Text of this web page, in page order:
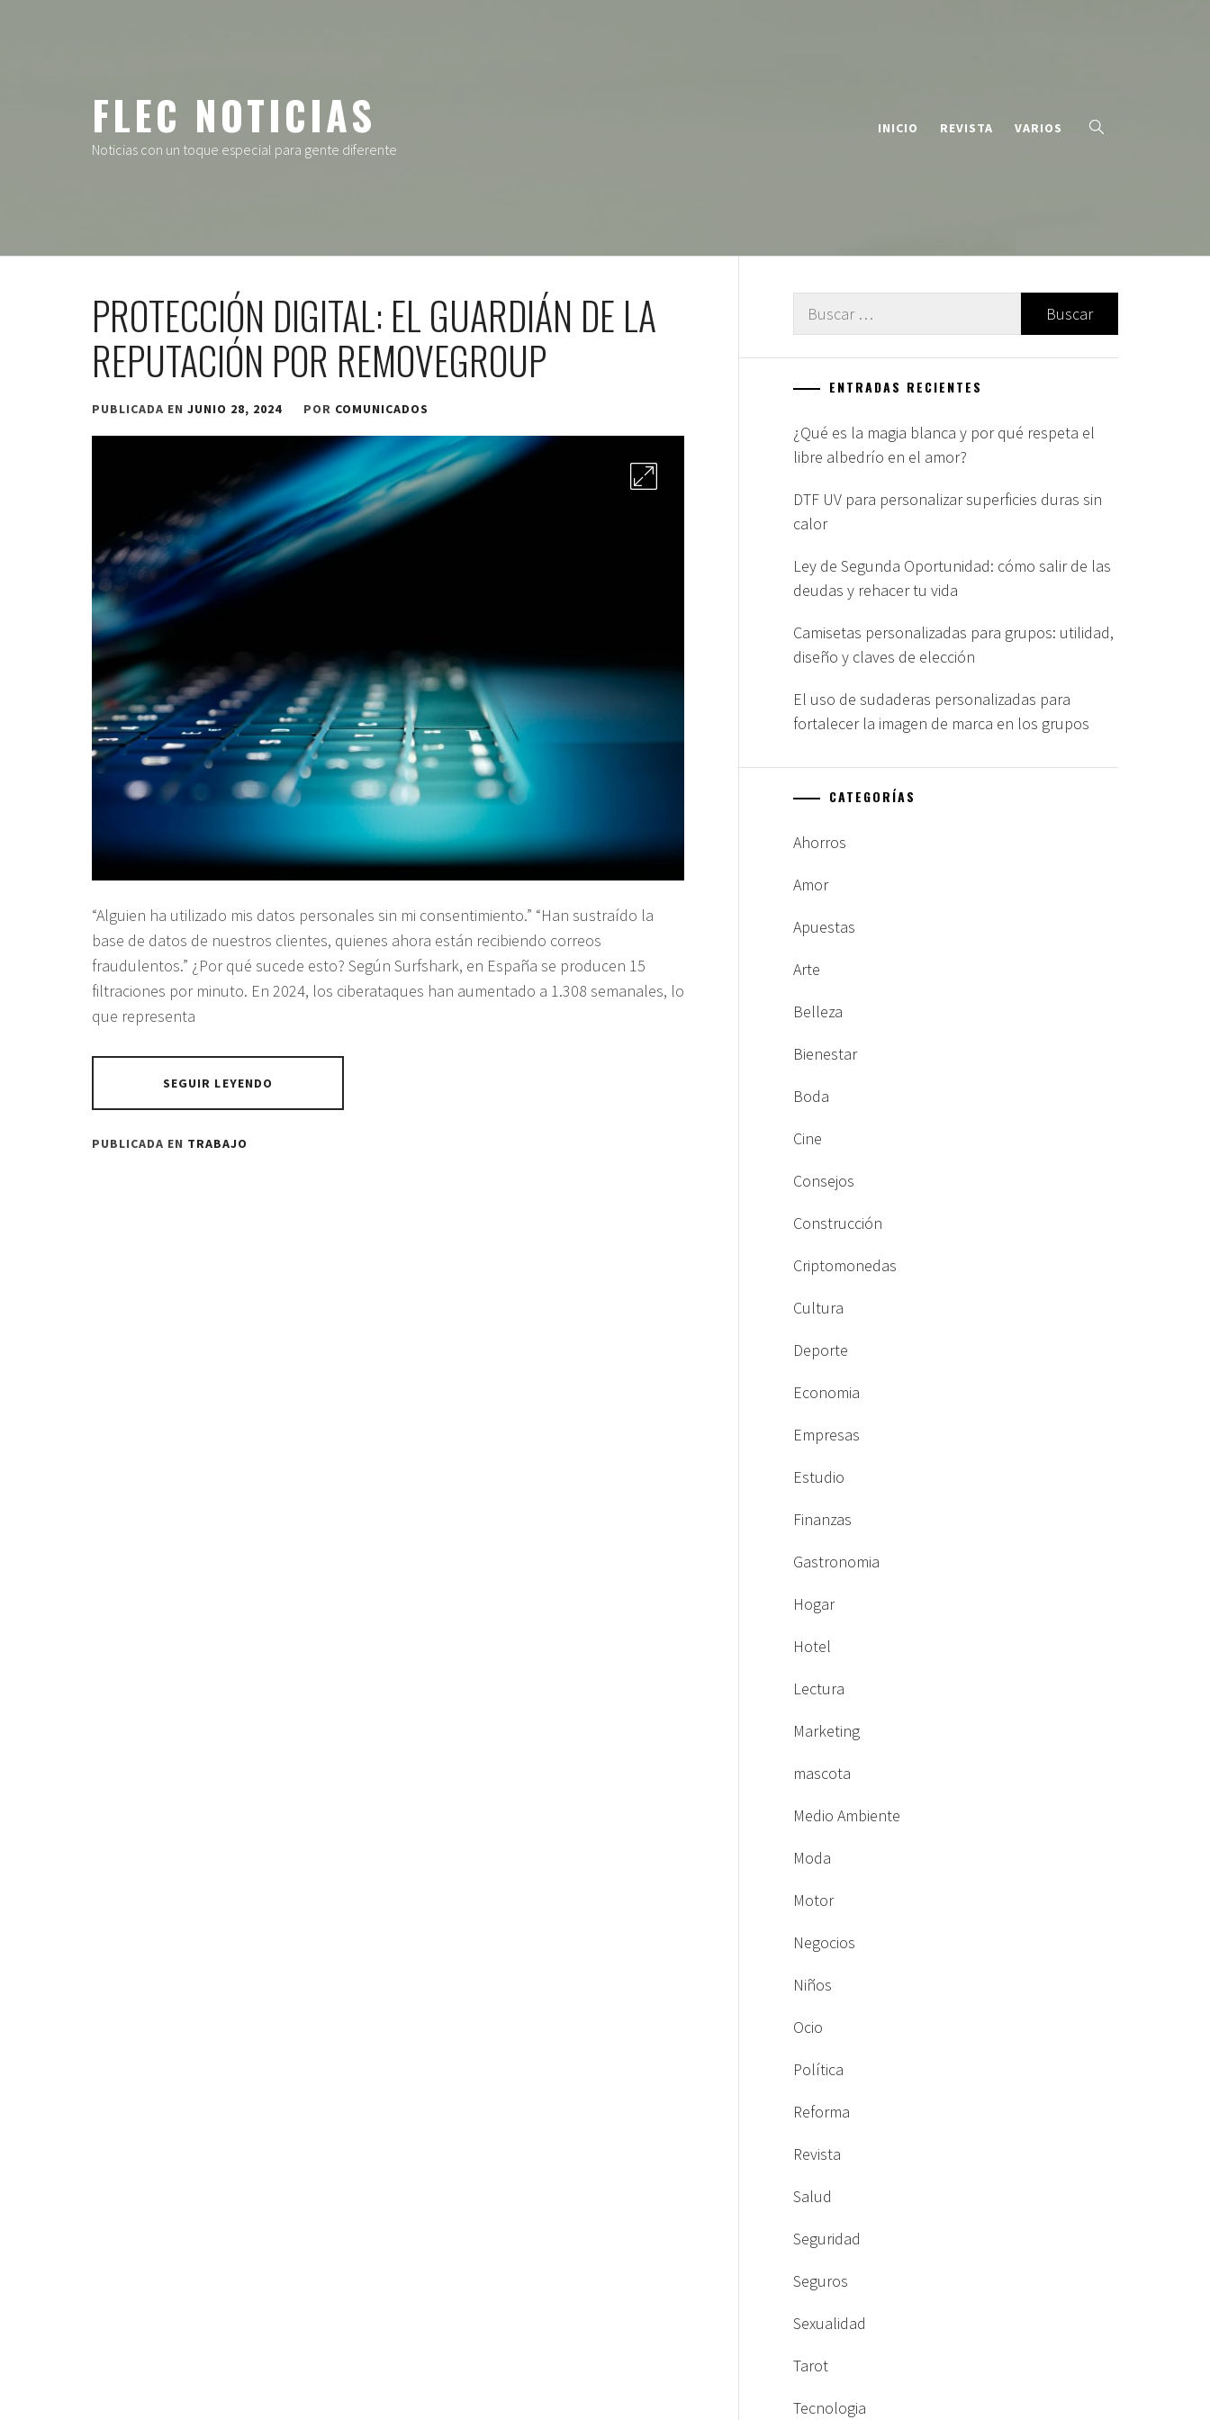
FLEC NOTICIAS
Noticias con un toque especial para gente diferente
INICIO REVISTA VARIOS
PROTECCIÓN DIGITAL: EL GUARDIÁN DE LA
REPUTACIÓN POR REMOVEGROUP
PUBLICADA EN JUNIO 28, 2024 POR COMUNICADOS
“Alguien ha utilizado mis datos personales sin mi consentimiento.” “Han sustraído la
base de datos de nuestros clientes, quienes ahora están recibiendo correos
fraudulentos.” ¿Por qué sucede esto? Según Surfshark, en España se producen 15
filtraciones por minuto. En 2024, los ciberataques han aumentado a 1.308 semanales, lo
que representa
SEGUIR LEYENDO
PUBLICADA EN TRABAJO
Buscar:
ENTRADAS RECIENTES
¿Qué es la magia blanca y por qué respeta el
libre albedrío en el amor?
DTF UV para personalizar superficies duras sin
calor
Ley de Segunda Oportunidad: cómo salir de las
deudas y rehacer tu vida
Camisetas personalizadas para grupos: utilidad,
diseño y claves de elección
El uso de sudaderas personalizadas para
fortalecer la imagen de marca en los grupos
CATEGORÍAS
Ahorros
Amor
Apuestas
Arte
Belleza
Bienestar
Boda
Cine
Consejos
Construcción
Criptomonedas
Cultura
Deporte
Economia
Empresas
Estudio
Finanzas
Gastronomia
Hogar
Hotel
Lectura
Marketing
mascota
Medio Ambiente
Moda
Motor
Negocios
Niños
Ocio
Política
Reforma
Revista
Salud
Seguridad
Seguros
Sexualidad
Tarot
Tecnologia